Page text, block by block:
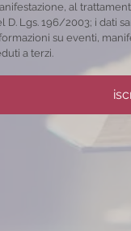
al
D. Lgs. 196/2003; i dati
su eventi,
a terzi.